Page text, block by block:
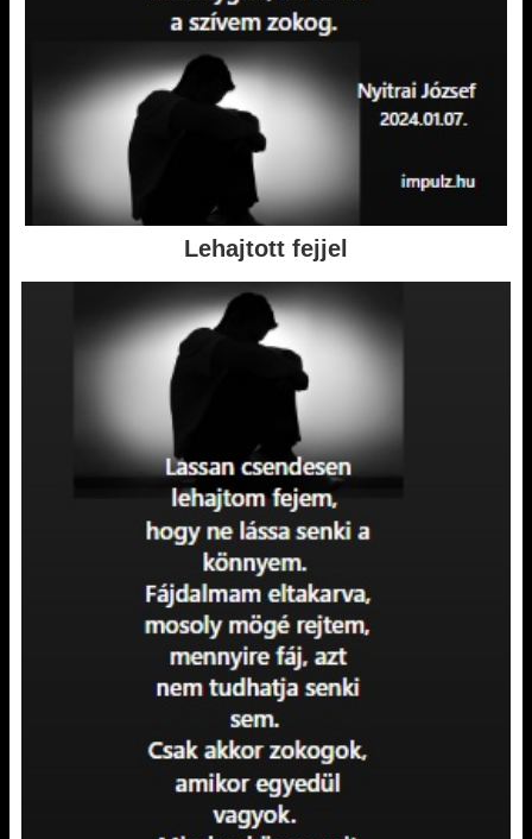
Lehajtott fejjel